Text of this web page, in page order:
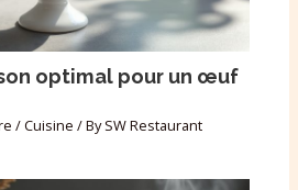
optimal pour un œuf
/Cuisine / BySW Restaurant